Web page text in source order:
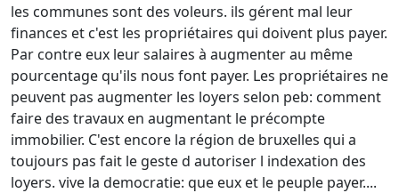
les communes sont des voleurs. ils gérent mal leur
finances et c'est les propriétaires qui doivent plus payer.
Par contre eux leur salaires à augmenter au même
pourcentage qu'ils nous font payer. Les propriétaires ne
peuvent pas augmenter les loyers selon peb: comment
faire des travaux en augmentant le précompte
immobilier. C'est encore la région de bruxelles qui a
toujours pas fait le geste d autoriser l indexation des
loyers. vive la democratie: que eux et le peuple payer....